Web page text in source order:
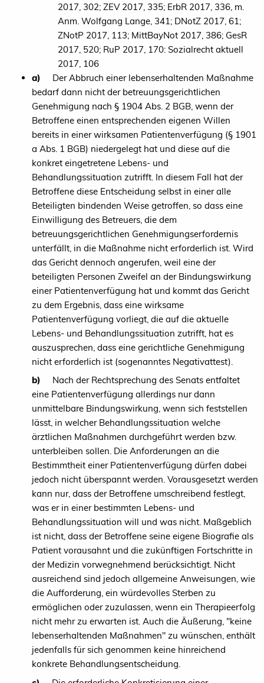
2017, 302; ZEV 2017, 335; ErbR 2017, 336, m.
Anm. Wolfgang Lange, 341; DNotZ 2017, 61;
ZNotP 2017, 113; MittBayNot 2017, 386; GesR
2017, 520; RuP 2017, 170: Sozialrecht aktuell
2017, 106
a) Der Abbruch einer lebenserhaltenden Maßnahme
bedarf dann nicht der betreuungsgerichtlichen
Genehmigung nach § 1904 Abs. 2 BGB, wenn der
Betroffene einen entsprechenden eigenen Willen
bereits in einer wirksamen Patientenverfügung (§ 1901
a Abs. 1 BGB) niedergelegt hat und diese auf die
konkret eingetretene Lebens- und
Behandlungssituation zutrifft. In diesem Fall hat der
Betroffene diese Entscheidung selbst in einer alle
Beteiligten bindenden Weise getroffen, so dass eine
Einwilligung des Betreuers, die dem
betreuungsgerichtlichen Genehmigungserfordernis
unterfällt, in die Maßnahme nicht erforderlich ist. Wird
das Gericht dennoch angerufen, weil eine der
beteiligten Personen Zweifel an der Bindungswirkung
einer Patientenverfügung hat und kommt das Gericht
zu dem Ergebnis, dass eine wirksame
Patientenverfügung vorliegt, die auf die aktuelle
Lebens- und Behandlungssituation zutrifft, hat es
auszusprechen, dass eine gerichtliche Genehmigung
nicht erforderlich ist (sogenanntes Negativattest).
b) Nach der Rechtsprechung des Senats entfaltet
eine Patientenverfügung allerdings nur dann
unmittelbare Bindungswirkung, wenn sich feststellen
lässt, in welcher Behandlungssituation welche
ärztlichen Maßnahmen durchgeführt werden bzw.
unterbleiben sollen. Die Anforderungen an die
Bestimmtheit einer Patientenverfügung dürfen dabei
jedoch nicht überspannt werden. Vorausgesetzt werden
kann nur, dass der Betroffene umschreibend festlegt,
was er in einer bestimmten Lebens- und
Behandlungssituation will und was nicht. Maßgeblich
ist nicht, dass der Betroffene seine eigene Biografie als
Patient vorausahnt und die zukünftigen Fortschritte in
der Medizin vorwegnehmend berücksichtigt. Nicht
ausreichend sind jedoch allgemeine Anweisungen, wie
die Aufforderung, ein würdevolles Sterben zu
ermöglichen oder zuzulassen, wenn ein Therapieerfolg
nicht mehr zu erwarten ist. Auch die Äußerung, "keine
lebenserhaltenden Maßnahmen" zu wünschen, enthält
jedenfalls für sich genommen keine hinreichend
konkrete Behandlungsentscheidung.